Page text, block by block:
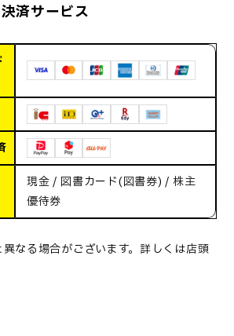
済サービス
現金 / 図書カード(図書券) / 株主
優待券
なる場合がございます。詳しくは店頭